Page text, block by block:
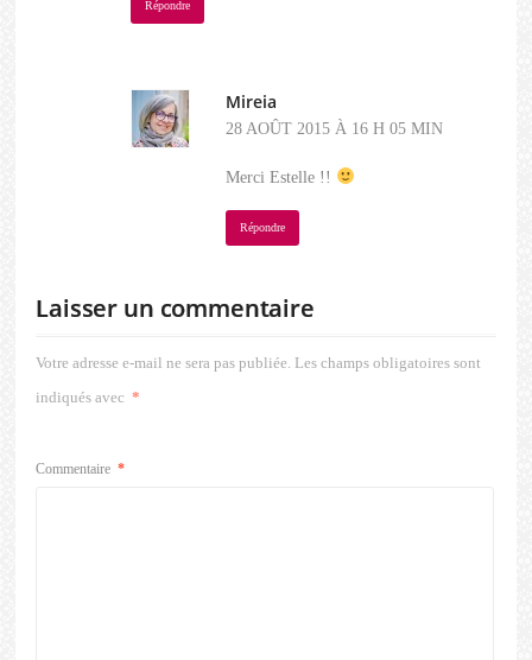
Répondre
Mireia
28 AOÛT 2015 À 16 H 05 MIN
Merci Estelle !!
Répondre
Laisser un commentaire
Votre adresse e-mail ne sera pas publiée. Les champs obligatoires sont
indiqués avec *
Commentaire *